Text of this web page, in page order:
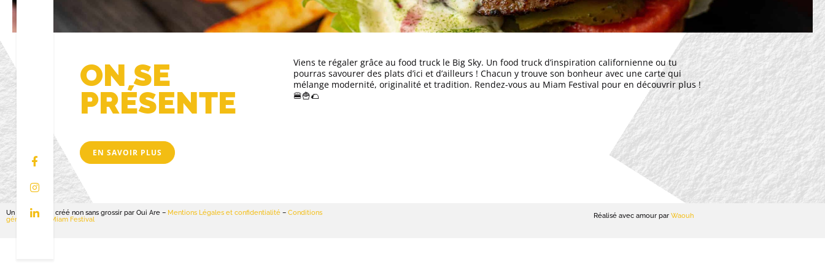
ON SE
PRÉSENTE
EN SAVOIR PLUS
Viens te régaler grâce au food truck le Big Sky. Un food truck d’inspiration californienne ou tu
pourras savourer des plats d’ici et d’ailleurs ! Chacun y trouve son bonheur avec une carte qui
mélange modernité, originalité et tradition. Rendez-vous au Miam Festival pour en découvrir plus !
🍔🍟🌮
Un évènement créé non sans grossir par Oui Are – Mentions Légales et confidentialité – Conditions
générales du Miam Festival
Réalisé avec amour par Waouh